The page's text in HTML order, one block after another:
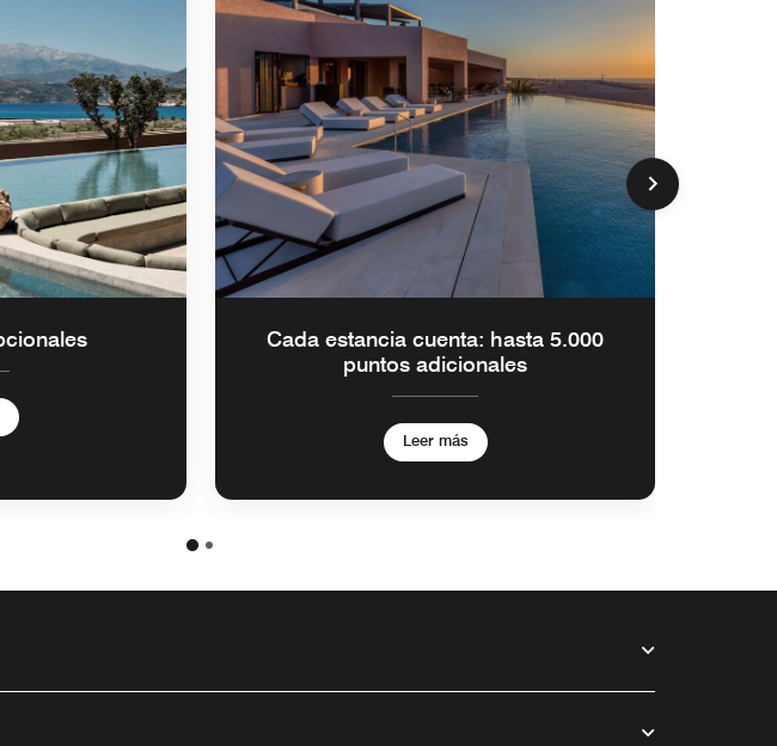
Cada estancia cuenta: hasta 5.000
puntos adicionales
Leer más